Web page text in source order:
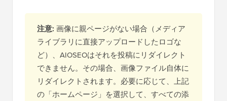
注意: 画像に親ページがない場合（メディア
ライブラリに直接アップロードしたロゴな
ど）、AIOSEOはそれを投稿にリダイレクト
できません。その場合、画像ファイル自体に
リダイレクトされます。必要に応じて、上記
の「ホームページ」を選択して、すべての添